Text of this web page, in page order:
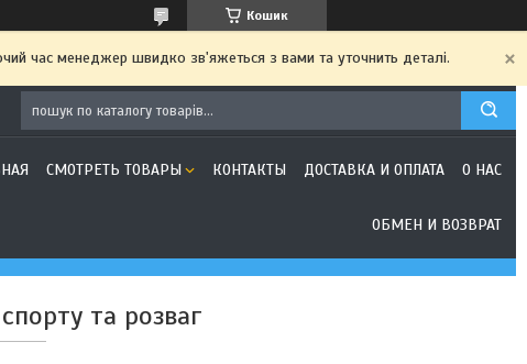
Кошик
час менеджер швидко зв'яжеться з вами та уточнить деталі.
СМОТРЕТЬ ТОВАРЫ КОНТАКТЫ ДОСТАВКА И ОПЛАТА О НАС
ОБМЕН И ВОЗВРАТ
та розваг